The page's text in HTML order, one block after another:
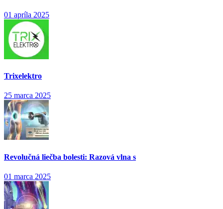
01 apríla 2025
Trixelektro
25 marca 2025
Revolučná liečba bolesti: Razová vlna s
01 marca 2025